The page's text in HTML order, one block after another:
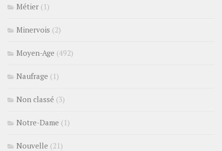
Métier (1)
Minervois (2)
Moyen-Age (492)
Naufrage (1)
Non classé (3)
Notre-Dame (1)
Nouvelle (21)